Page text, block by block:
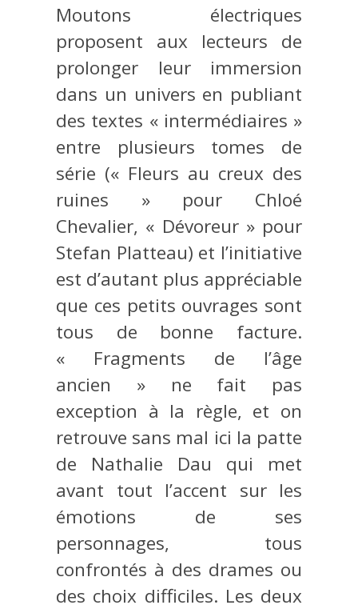
Moutons électriques
proposent aux lecteurs de
prolonger leur immersion
dans un univers en publiant
des textes « intermédiaires »
entre plusieurs tomes de
série (« Fleurs au creux des
ruines » pour Chloé
Chevalier, « Dévoreur » pour
Stefan Platteau) et l’initiative
est d’autant plus appréciable
que ces petits ouvrages sont
tous de bonne facture.
« Fragments de l’âge
ancien » ne fait pas
exception à la règle, et on
retrouve sans mal ici la patte
de Nathalie Dau qui met
avant tout l’accent sur les
émotions de ses
personnages, tous
confrontés à des drames ou
des choix difficiles. Les deux